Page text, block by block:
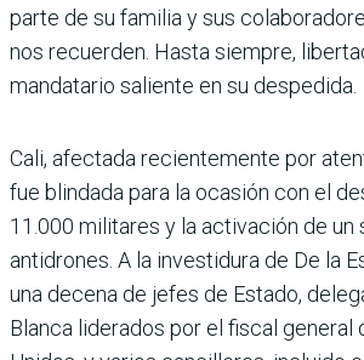
parte de su familia y sus
nos recuerden. Hasta siempre,
man­datario saliente en su despe­dida.
Cali, afectada recientemente por
fue blindada para la ocasión con el
11.000 militares y la activación de un
antidrones. A la investidura de De la
una decena de jefes de Estado,
Blanca liderados por el fiscal general